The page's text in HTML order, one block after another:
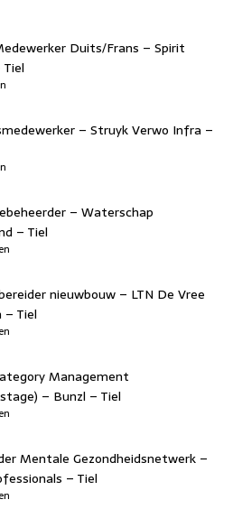
Duits/Frans – Spirit
– Struyk Verwo Infra –
– Waterschap
– Tiel
nieuwbouw – LTN De Vree
– Tiel
Management
– Bunzl – Tiel
Mentale Gezondheidsnetwerk –
– Tiel